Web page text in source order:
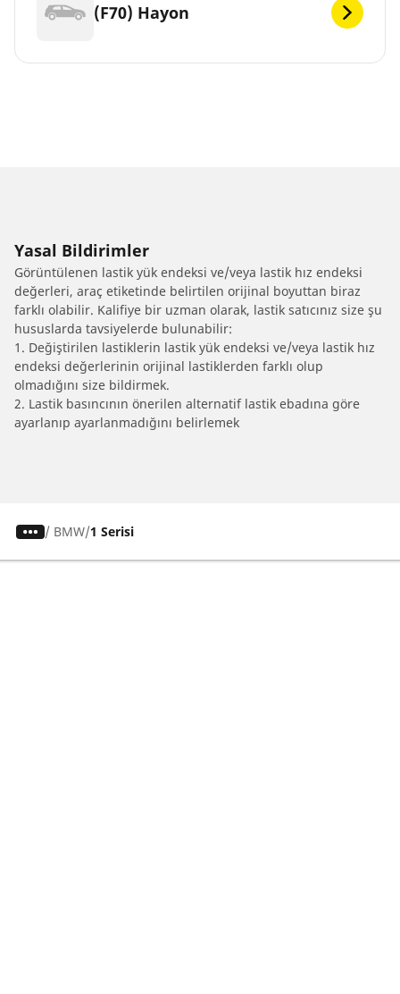
(F70) Hayon
Yasal Bildirimler
Görüntülenen lastik yük endeksi ve/veya lastik hız endeksi
değerleri, araç etiketinde belirtilen orijinal boyuttan biraz
farklı olabilir. Kalifiye bir uzman olarak, lastik satıcınız size şu
hususlarda tavsiyelerde bulunabilir:
1. Değiştirilen lastiklerin lastik yük endeksi ve/veya lastik hız
endeksi değerlerinin orijinal lastiklerden farklı olup
olmadığını size bildirmek.
2. Lastik basıncının önerilen alternatif lastik ebadına göre
ayarlanıp ayarlanmadığını belirlemek
/ BMW 1 Serisi